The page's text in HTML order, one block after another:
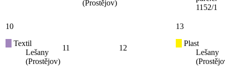
(Prostějov)
1152/1
10
Textil
Lešany
(Prostějov)
11 12
13
Plast
Lešany